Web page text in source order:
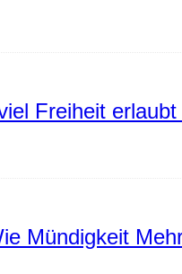
Freiheit
Mündigkeit